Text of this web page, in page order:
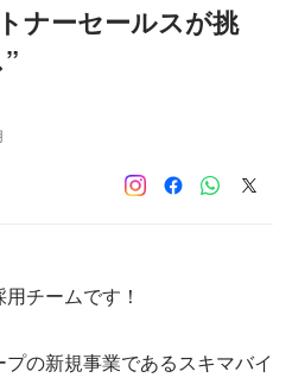
ナーセールスが挑
チームです！
の新規事業であるスキマバイ